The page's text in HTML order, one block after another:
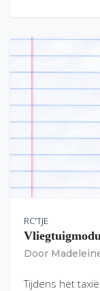
RC'TJE
Door
Tijdens het